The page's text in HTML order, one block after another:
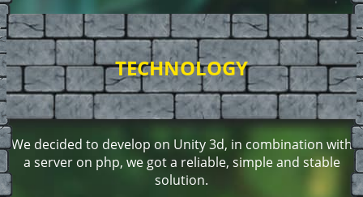
TECHNOLOGY
We decided to develop on Unity 3d, in combination with
a server on php, we got a reliable, simple and stable
solution.